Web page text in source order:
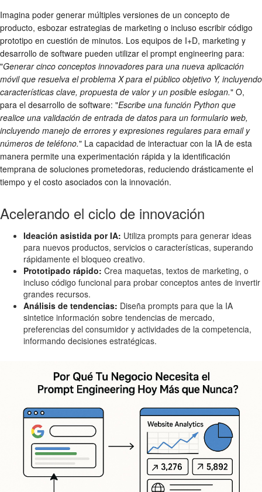
Imagina poder generar múltiples versiones de un concepto de
producto, esbozar estrategias de marketing o incluso escribir código
prototipo en cuestión de minutos. Los equipos de I+D, marketing y
desarrollo de software pueden utilizar el prompt engineering para:
"Generar cinco conceptos innovadores para una nueva aplicación
móvil que resuelva el problema X para el público objetivo Y, incluyendo
características clave, propuesta de valor y un posible eslogan." O,
para el desarrollo de software: "Escribe una función Python que
realice una validación de entrada de datos para un formulario web,
incluyendo manejo de errores y expresiones regulares para email y
números de teléfono." La capacidad de interactuar con la IA de esta
manera permite una experimentación rápida y la identificación
temprana de soluciones prometedoras, reduciendo drásticamente el
tiempo y el costo asociados con la innovación.
Acelerando el ciclo de innovación
Ideación asistida por IA: Utiliza prompts para generar ideas
para nuevos productos, servicios o características, superando
rápidamente el bloqueo creativo.
Prototipado rápido: Crea maquetas, textos de marketing, o
incluso código funcional para probar conceptos antes de invertir
grandes recursos.
Análisis de tendencias: Diseña prompts para que la IA
sintetice información sobre tendencias de mercado,
preferencias del consumidor y actividades de la competencia,
informando decisiones estratégicas.